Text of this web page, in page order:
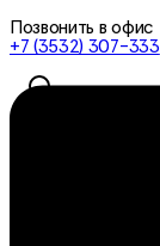
Позвонить в офис
+7 (3532) 307-333